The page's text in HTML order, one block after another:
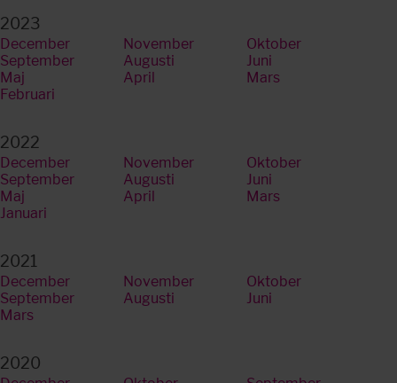
2023
December November
Oktober
September
Augusti
Juni
Maj
April
Mars
Februari
2022
December November
Oktober
September
Augusti
Juni
Maj
April
Mars
Januari
2021
December November
Oktober
September
Augusti
Juni
Mars
2020